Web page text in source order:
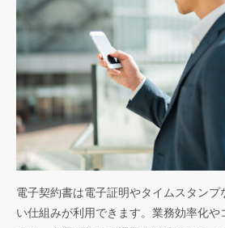
電子契約書は電子証明やタイムスタンプ
い仕組みが利用できます。業務効率化